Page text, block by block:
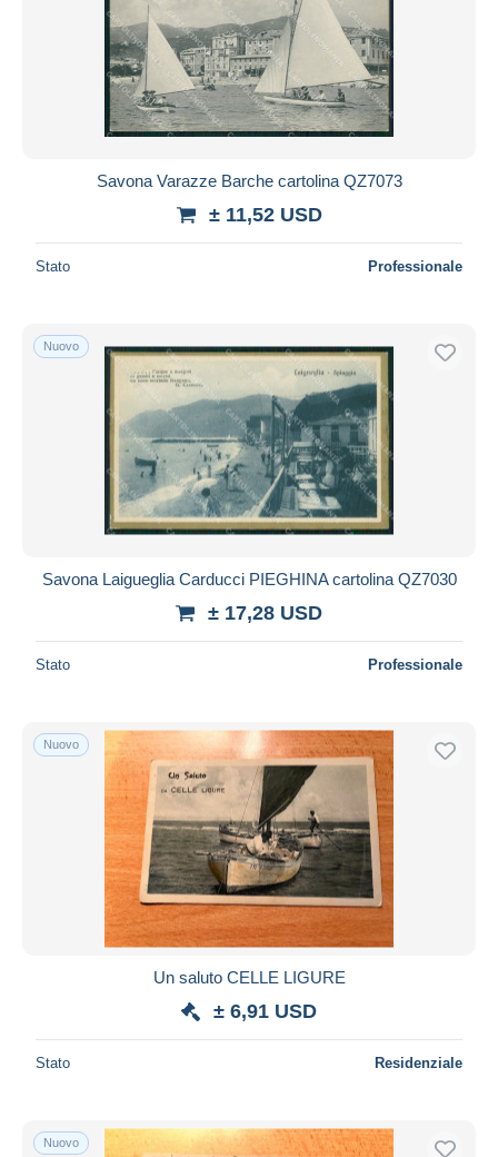
Savona Varazze Barche cartolina QZ7073
± 11,52 USD
Stato Professionale
Nuovo
Savona Laigueglia Carducci PIEGHINA cartolina QZ7030
± 17,28 USD
Stato Professionale
Nuovo
Un saluto CELLE LIGURE
± 6,91 USD
Stato Residenziale
Nuovo